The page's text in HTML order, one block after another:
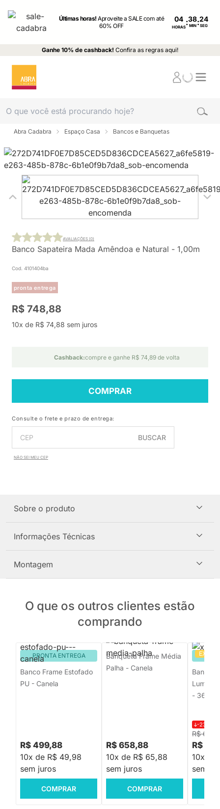
Últimas horas!Aproveite a SALE com até
60% OFF
04
HORAS: MIN : SEG
Ganhe 10% de cashback! Confira as regras aqui!
Abra Cadabra Espaço Casa Bancos e Banquetas
Banco Sapateira Mada Amêndoa e Natural - 1,00m
Cod. 4101404ba
pronta entrega
AVALIAÇÕES (0)
R$ 748,88
10x de R$ 74,88 sem juros
Cashback:compre e ganhe R$ 74,89 de volta
COMPRAR
Consulte o frete e prazo de entrega:
BUSCAR
NÃO SEI MEU CEP
Sobre o produto
Informações Técnicas
Montagem
O que os outros clientes estão
comprando
PRONTA ENTREGA
Banco Frame Estofado
PU - Canela
R$ 499,88
10x de R$ 49,98
sem juros
COMPRAR
Banqueta Frame Média
Palha - Canela
R$ 658,88
10x de R$ 65,88
sem juros
COMPRAR
Banco
Lume
-
R$
-23%
R$
10x de
sem